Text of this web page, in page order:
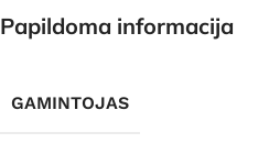
Papildoma informacija
GAMINTOJAS